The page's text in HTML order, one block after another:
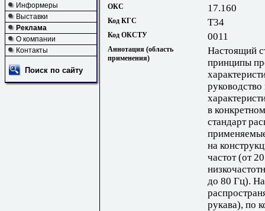
Информеры
Выставки
Реклама
О компании
Контакты
Поиск по сайту
ОКС 17.160
Код КГС Т34
Код ОКСТУ 0011
Аннотация (область
применения)
Настоящий
принципы
в
стандарт
на
частот (от
до 80 Гц).
рукава), по